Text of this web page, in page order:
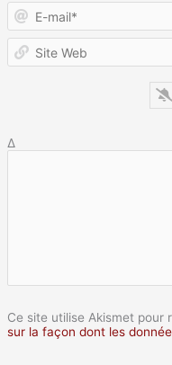
Δ
Ce site utilise Akismet pour
sur la façon dont les